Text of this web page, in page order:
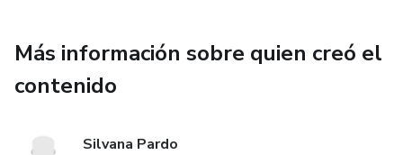
Más información sobre quien creó el
contenido
Silvana Pardo